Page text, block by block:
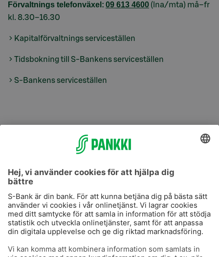
Förvaltnings telefonväxel: 09 613 4600 (lna/mta) må–fr
kl. 8.30–16.30
Kapitalförvaltnings serviceställen
Tidsbokning till S-Bankens serviceställen
S-Bankens serviceställen
S-Prime